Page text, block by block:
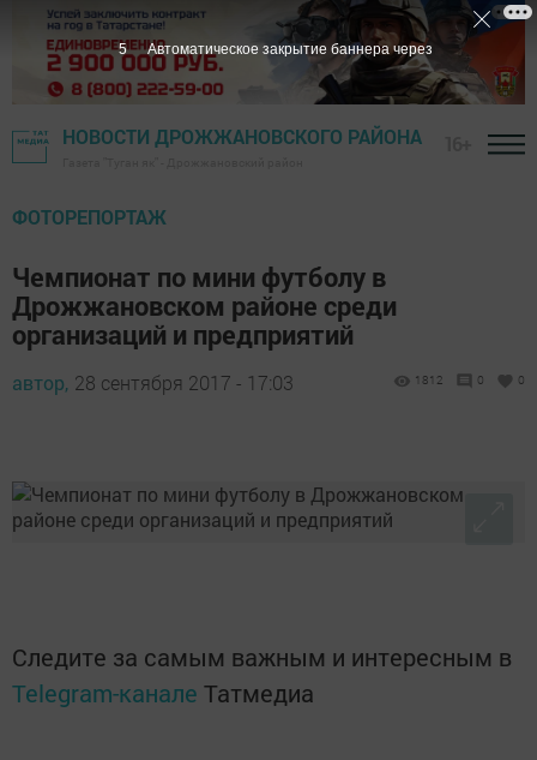
НОВОСТИ ДРОЖЖАНОВСКОГО РАЙОНА
ФОТОРЕПОРТАЖ
Чемпионат по мини футболу в
Дрожжановском районе среди
организаций и предприятий
автор, 28 сентября 2017 - 17:03 1812 0 0
Следите за самым важным и интересным в
Telegram-канале Татмедиа
4 Автоматическое закрытие баннера через